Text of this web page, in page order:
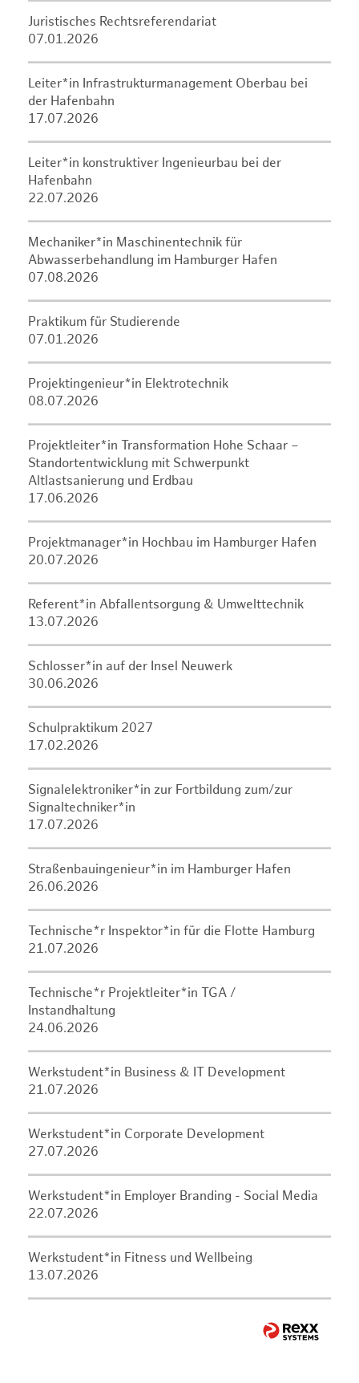
Juristisches Rechtsreferendariat
07.01.2026
Leiter*in Infrastrukturmanagement Oberbau bei
der Hafenbahn
17.07.2026
Leiter*in konstruktiver Ingenieurbau bei der
Hafenbahn
22.07.2026
Mechaniker*in Maschinentechnik für
Abwasserbehandlung im Hamburger Hafen
07.08.2026
Praktikum für Studierende
07.01.2026
Projektingenieur*in Elektrotechnik
08.07.2026
Projektleiter*in Transformation Hohe Schaar –
Standortentwicklung mit Schwerpunkt
Altlastsanierung und Erdbau
17.06.2026
Projektmanager*in Hochbau im Hamburger Hafen
20.07.2026
Referent*in Abfallentsorgung & Umwelttechnik
13.07.2026
Schlosser*in auf der Insel Neuwerk
30.06.2026
Schulpraktikum 2027
17.02.2026
Signalelektroniker*in zur Fortbildung zum/zur
Signaltechniker*in
17.07.2026
Straßenbauingenieur*in im Hamburger Hafen
26.06.2026
Technische*r Inspektor*in für die Flotte Hamburg
21.07.2026
Technische*r Projektleiter*in TGA /
Instandhaltung
24.06.2026
Werkstudent*in Business & IT Development
21.07.2026
Werkstudent*in Corporate Development
27.07.2026
Werkstudent*in Employer Branding - Social Media
22.07.2026
Werkstudent*in Fitness und Wellbeing
13.07.2026